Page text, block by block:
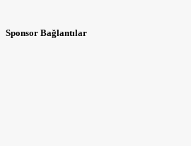
Sponsor Bağlantılar